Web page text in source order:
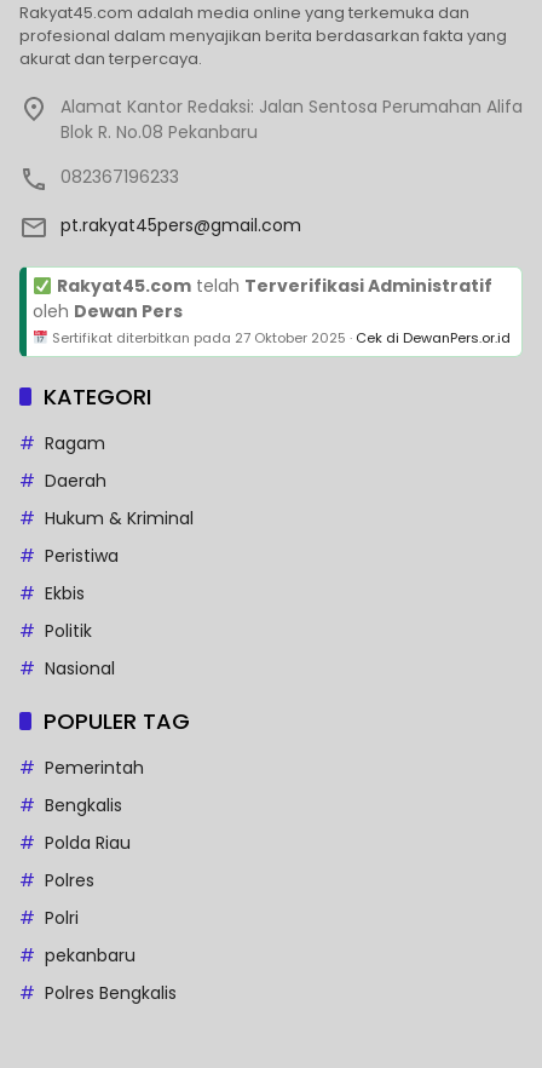
Rakyat45.com adalah media online yang terkemuka dan
profesional dalam menyajikan berita berdasarkan fakta yang
akurat dan terpercaya.
Alamat Kantor Redaksi: Jalan Sentosa Perumahan Alifa
Blok R. No.08 Pekanbaru
082367196233
pt.rakyat45pers@gmail.com
Rakyat45.comtelah Terverifikasi Administratif
oleh Dewan Pers
Sertifikat diterbitkan pada 27 Oktober 2025 · Cek di DewanPers.or.id
KATEGORI
Ragam
Daerah
Hukum & Kriminal
Peristiwa
Ekbis
Politik
Nasional
POPULER TAG
Pemerintah
Bengkalis
Polda Riau
Polres
Polri
pekanbaru
Polres Bengkalis